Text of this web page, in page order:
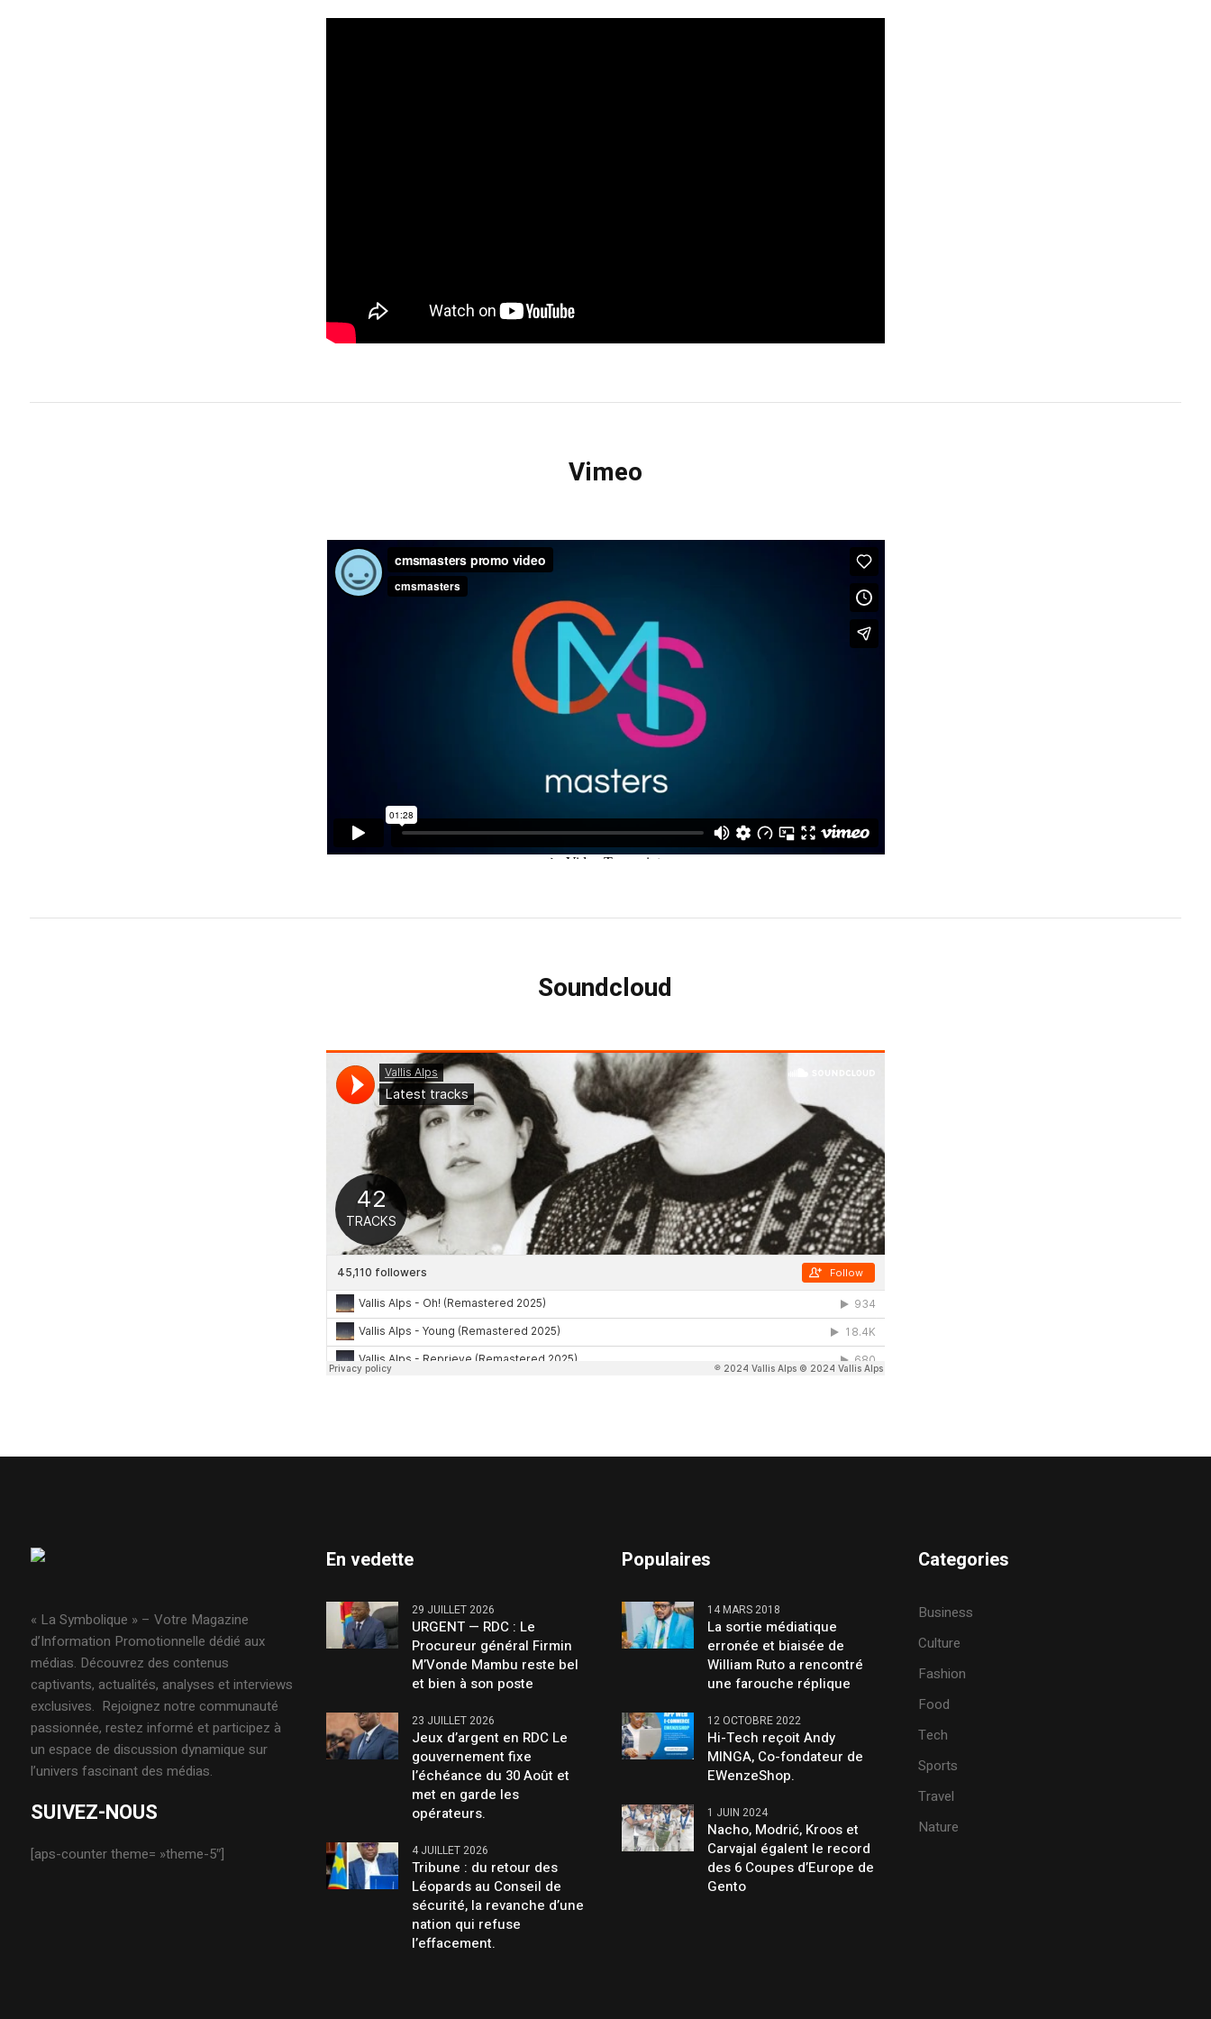
Vimeo
Soundcloud
« La Symbolique » – Votre Magazine
d’Information Promotionnelle dédié aux
médias. Découvrez des contenus
captivants, actualités, analyses et interviews
exclusives. Rejoignez notre communauté
passionnée, restez informé et participez à
un espace de discussion dynamique sur
l’univers fascinant des médias.
SUIVEZ-NOUS
[aps-counter theme= »theme-5″]
En vedette
29 JUILLET 2026
URGENT — RDC : Le
Procureur général Firmin
M’Vonde Mambu reste bel
et bien à son poste
23 JUILLET 2026
Jeux d’argent en RDC Le
gouvernement fixe
l’échéance du 30 Août et
met en garde les
opérateurs.
4 JUILLET 2026
Tribune : du retour des
Léopards au Conseil de
sécurité, la revanche d’une
nation qui refuse
l’effacement.
Populaires
14 MARS 2018
La sortie médiatique
erronée et biaisée de
William Ruto a rencontré
une farouche réplique
12 OCTOBRE 2022
Hi-Tech reçoit Andy
MINGA, Co-fondateur de
EWenzeShop.
1 JUIN 2024
Nacho, Modrić, Kroos et
Carvajal égalent le record
des 6 Coupes d’Europe de
Gento
Categories
Business
Culture
Fashion
Food
Tech
Sports
Travel
Nature